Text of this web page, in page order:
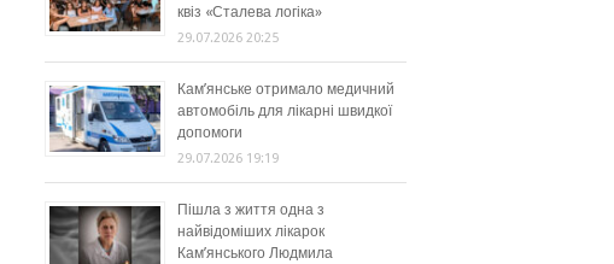
квіз «Сталева логіка»
29.07.2026 20:25
Кам’янське отримало медичний
автомобіль для лікарні швидкої
допомоги
29.07.2026 19:19
Пішла з життя одна з
найвідоміших лікарок
Кам’янського Людмила